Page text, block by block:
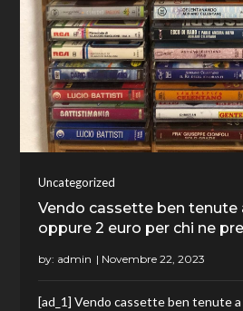
Uncategorized
Vendo cassette ben tenute
oppure 2 euro per chi ne
by: admin
[ad_1] Vendo cassette ben tenute a